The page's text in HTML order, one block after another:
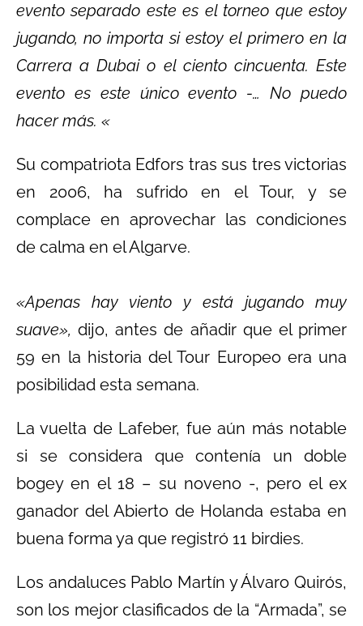
evento separado este es el torneo que estoy
jugando, no importa si estoy el primero en la
Carrera a Dubai o el ciento cincuenta. Este
evento es este único evento -… No puedo
hacer más. «
Su compatriota Edfors tras sus tres victorias
en 2006, ha sufrido en el Tour, y se
complace en aprovechar las condiciones
de calma en el Algarve.
«Apenas hay viento y está jugando muy
suave»,dijo, antes de añadir que el primer
59 en la historia del Tour Europeo era una
posibilidad esta semana.
La vuelta de Lafeber, fue aún más notable
si se considera que contenía un doble
bogey en el 18 – su noveno -, pero el ex
ganador del Abierto de Holanda estaba en
buena forma ya que registró 11 birdies.
Los andaluces Pablo Martín y Álvaro Quirós,
son los mejor clasificados de la “Armada”, se